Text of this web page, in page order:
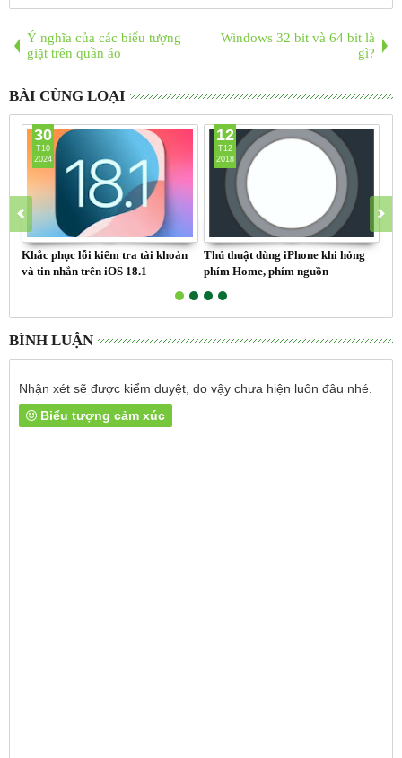
Ý nghĩa của các biểu tượng
giặt trên quần áo
Windows 32 bit và 64 bit là
gì?
BÀI CÙNG LOẠI
Khắc phục lỗi kiểm tra tài khoản
và tin nhắn trên iOS 18.1
30
T10
2024
Thủ thuật dùng iPhone khi hỏng
phím Home, phím nguồn
12
T12
2018
BÌNH LUẬN
Nhận xét sẽ được kiểm duyệt, do vậy chưa hiện luôn đâu nhé.
Biểu tượng cảm xúc